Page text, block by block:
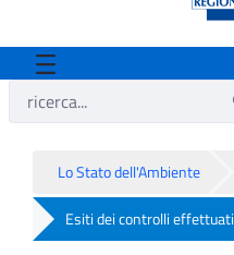
Lo Stato dell'Ambiente
Esiti dei controlli effettuati